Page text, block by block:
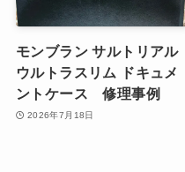
モンブラン サルトリアル
ウルトラスリム ドキュメ
ントケース 修理事例
2026年7月18日